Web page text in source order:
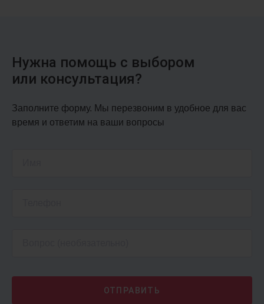
АРЕНДА ФРЕШ
Нужна помощь с выбором
или консультация?
Заполните форму. Мы перезвоним в удобное для вас
время и ответим на ваши вопросы